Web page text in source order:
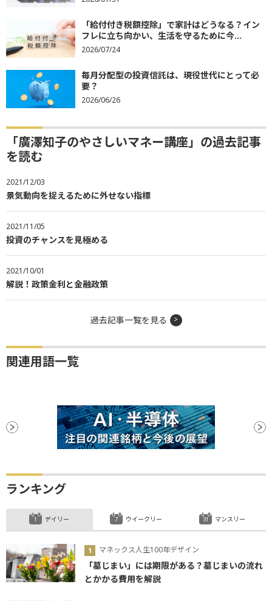
「給付付き税額控除」で家計はどうなる？イン
フレに立ち向かい、生活を守るために今...
2026/07/24
毎月分配型の投資信託は、現役世代にとって必
要？
2026/06/26
「廣澤知子のやさしいマネー講座」の過去記事
を読む
2021/12/03
景気動向を捉えるために外せない指標
2021/11/05
投資のチャンスを見極める
2021/10/01
解説！政策金利と金融政策
過去記事一覧を見る
関連用語一覧
ランキング
デイリー
マネックス人生100年デザイン
「墓じまい」には期限がある？墓じまいの流れ
とかかる費用を解説
ウイークリー マンスリー